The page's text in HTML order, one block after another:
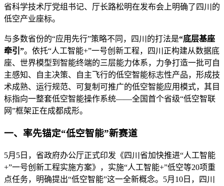
省科学技术厅党组书记、厅长路松明在发布会上明确了四川的
低空产业座标。
与多数省份的“应用先行”策略不同，四川的打法是“底层基座
牵引”。依托“人工智能+”一号创新工程，四川正构建从数据底
座、世界模型到智能终端的三层能力体系，力争打造一批可自
主感知、自主决策、自主飞行的低空智能标志性产品，形成技
术成熟、运行规范、可复制可推广的低空智能应用模式，其目
标指向一整套低空智能操作系统——全国首个省级“低空智联
网”框架正在成都成形。
一、率先锚定“低空智能”新赛道
5月5日，省政府办公厅正式印发《四川省加快推进“人工智能
+”一号创新工程实施方案》，实施“人工智能+”低空等20项重
点任务，明确提出“低空智能”这一全新概念。5月10日，四川